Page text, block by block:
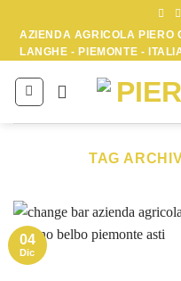
content
AZIENDA AGRICOLA PIERO
LANGHE - PIEMONTE -
TAG
04
Dic